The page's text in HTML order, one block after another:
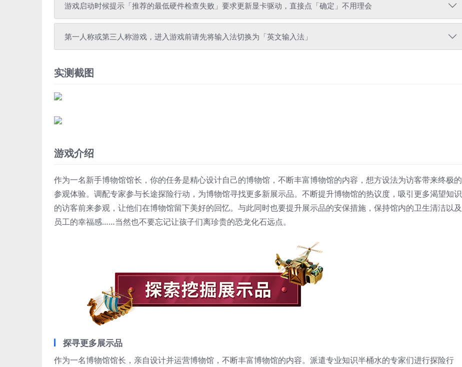
游戏启动时候提示「推荐的最低硬件检查失败」要求更新显卡驱动，直接点「确定」不用理会
第一人称或第三人称游戏，进入游戏前请先将输入法切换为「英文输入法」
实测截图
游戏介绍
作为一名新手博物馆馆长，你的任务是精心设计自己的博物馆，不断丰富博物馆的内容，想方设法为访客带来终极的
参观体验。调配专家参与长途探险行动，为博物馆寻找更多新展示品。不断提升博物馆的热议度，吸引更多渴望知识
的访客前来参观，让他们在博物馆留下美好的回忆。与此同时也要提升展示品的安保措施，保持馆内的卫生清洁以及
员工的幸福感……当然也不要忘记让孩子们离珍贵的恐龙化石远点。
探寻更多展示品
作为一名博物馆馆长，亲自设计并运营博物馆，不断丰富博物馆的内容。派遣专业知识半桶水的专家们进行探险行